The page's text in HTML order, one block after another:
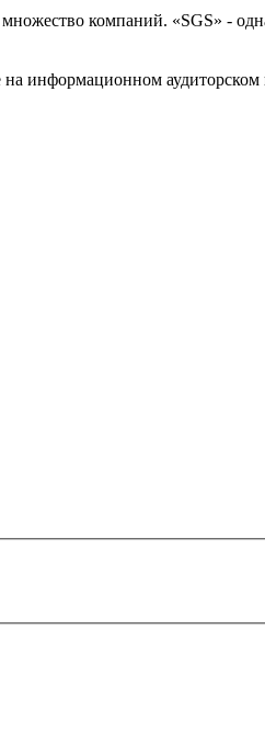
компаний. «SGS» -
информационном аудиторском